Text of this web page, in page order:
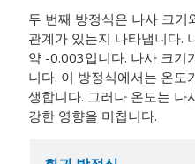
두 번째 방정식은 나사 크기
관계가 있는지 나타냅니다.
약 -0.003입니다. 나사 크기
니다. 이 방정식에서는 온도
생합니다. 그러나 온도는 나
강한 영향을 미칩니다.